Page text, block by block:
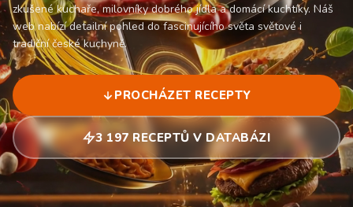
zkušené kuchaře, milovníky dobrého jídla a domácí kuchtíky. Náš
web nabízí detailní pohled do fascinujícího světa světové i
tradiční české kuchyně.
PROCHÁZET RECEPTY
3 197 RECEPTŮ V DATABÁZI